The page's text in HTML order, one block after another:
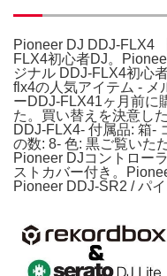
Pioneer DJ DDJ-FLX4
FLX4初心者DJ。
ジナル DDJ-FLX4初心
flx4の人気アイテム - メ
ーDDJ-FLX41ヶ月前に
た。買い替えを決意し
DDJ-FLX4- 付属品: 箱-
の数: 8- 色: 黒ご覧いた
Pioneer DJコントロー
ストカバー付き。
Pioneer DDJ-SR2 / パ